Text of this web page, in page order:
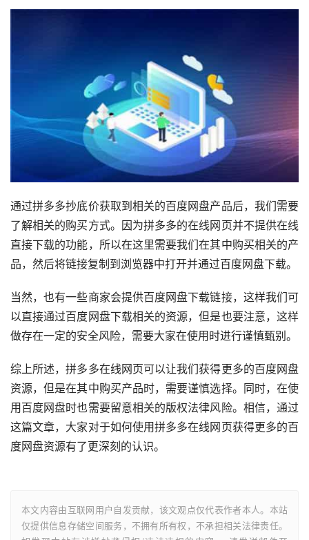
通过拼多多抄底价获取到相关的百度网盘产品后，我们需要
了解相关的购买方式。因为拼多多的在线网页并不提供在线
直接下载的功能，所以在这里需要我们在其中购买相关的产
品，然后将链接复制到浏览器中打开并通过百度网盘下载。
当然，也有一些商家会提供百度网盘下载链接，这样我们可
以直接通过百度网盘下载相关的资源，但是也要注意，这样
做存在一定的安全风险，需要大家在使用时进行谨慎甄别。
综上所述，拼多多在线网页可以让我们获得更多的百度网盘
资源，但是在其中购买产品时，需要谨慎选择。同时，在使
用百度网盘时也需要留意相关的版权法律风险。相信，通过
这篇文章，大家对于如何使用拼多多在线网页获得更多的百
度网盘资源有了更深刻的认识。
本文内容由互联网用户自发贡献，该文观点仅代表作者本人。本站
仅提供信息存储空间服务，不拥有所有权，不承担相关法律责任。